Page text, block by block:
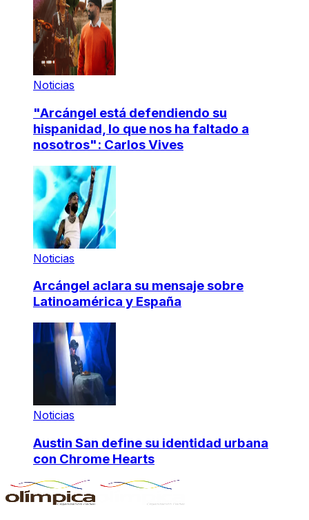
Noticias
"Arcángel está defendiendo su
hispanidad, lo que nos ha faltado a
nosotros": Carlos Vives
Noticias
Arcángel aclara su mensaje sobre
Latinoamérica y España
Noticias
Austin San define su identidad urbana
con Chrome Hearts